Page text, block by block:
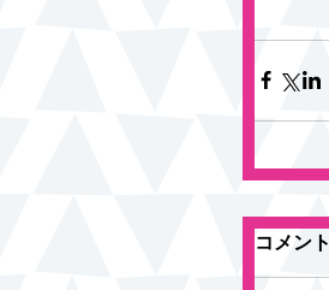
コメント